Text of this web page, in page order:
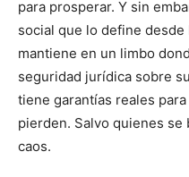
para prosperar. Y sin
social que lo define
mantiene en un limbo
seguridad jurídica sobre
tiene garantías reales
pierden. Salvo quienes
caos.